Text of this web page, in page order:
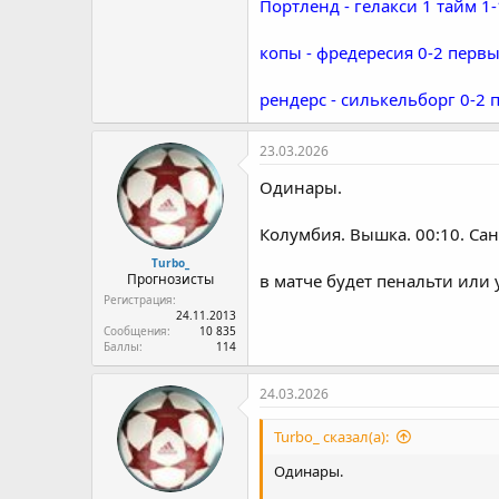
- Фредерисия с выезда
- Фредерисия с выезда не
3) Дания. Вышка. 16:00.
- Силькельборг с выезда не
- Силькельборг забивает в
Портленд - гелакси 1 тайм
копы - фредересия 0-2
рендерс - силькельборг 0-2
Turbo_
Прогнозисты
Регистрация
24.11.2013
Сообщения
10 835
Баллы
114
23.03.2026
Одинары.
Колумбия. Вышка. 00:10.
в матче будет пенальти или
24.03.2026
Turbo_ сказал(а):
Одинары.